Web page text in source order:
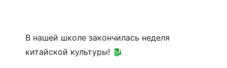
В нашей школе закончилась неделя
китайской культуры! 🐉